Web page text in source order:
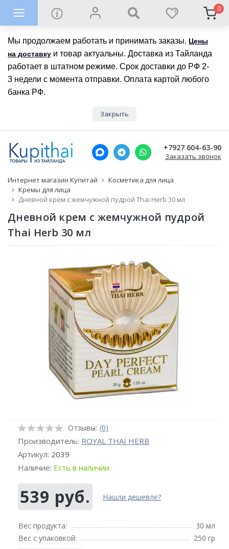
Мы продолжаем работать и принимать заказы. Цены
на доставку и товар актуальны. Доставка из Тайланда
работает в штатном режиме. Срок доставки до РФ 2-
3 недели с момента отправки. Оплата картой любого
банка РФ.
Закрыть
0
+7927 604-63-90
Заказать звонок
Интернет магазин Купитай
Косметика для лица
Кремы для лица
Дневной крем с жемчужной пудрой Thai Herb 30 мл
Дневной крем с жемчужной пудрой
Thai Herb 30 мл
Отзывы: (0)
Производитель: ROYAL THAI HERB
Артикул: 2039
Наличие: Есть в наличии
539 руб. Нашли дешевле?
Вес продукта:
30 мл
Вес с упаковкой:
250 гр